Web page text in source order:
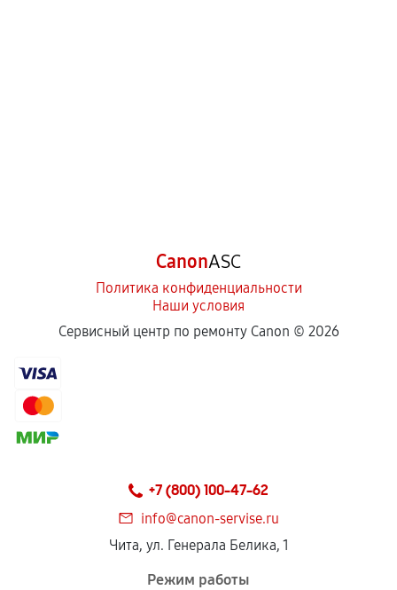
CanonASC
Политика конфиденциальности
Наши условия
Сервисный центр по ремонту Canon © 2026
+7 (800) 100-47-62
info@canon-servise.ru
Чита, ул. Генерала Белика, 1
Режим работы